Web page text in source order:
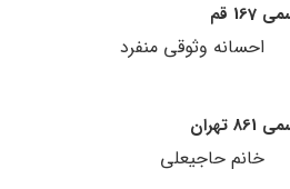
قم
احسانه وثوقی منفرد
خانم حاجیعلی